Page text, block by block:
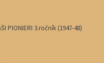
PIONIERI 3.ročník (1947-48)